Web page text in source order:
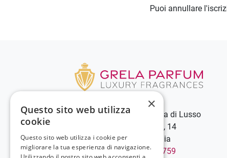
Puoi annullare
Grela Parfum - Profumeria di Lusso
C.so Vittorio Emanuele III, 14
89900 Vibo Valentia - Italia
Chiamaci: +39 0963 544759
×
Questo sito web utilizza
cookie
Questo sito web utilizza i cookie per
migliorare la tua esperienza di navigazione.